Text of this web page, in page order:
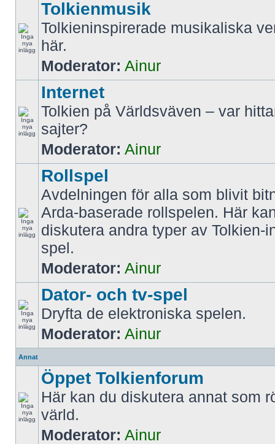
Tolkienmusik
Tolkieninspirerade musikaliska
här.
Moderator: Ainur
Internet
Tolkien på Världsväven – var
sajter?
Moderator: Ainur
Rollspel
Avdelningen för alla som blivit
Arda-baserade rollspelen. Här
diskutera andra typer av Tolkien-
spel.
Moderator: Ainur
Dator- och tv-spel
Dryfta de elektroniska spelen.
Moderator: Ainur
Annat
Öppet Tolkienforum
Här kan du diskutera annat som
värld.
Moderator: Ainur